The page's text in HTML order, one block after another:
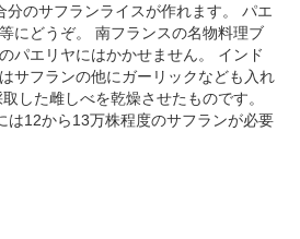
分のサフランライスが作れます。 パエ
にどうぞ。 南フランスの名物料理ブ
パエリヤにはかかせません。 インド
サフランの他にガーリックなども入れ
した雌しべを乾燥させたものです。
は12から13万株程度のサフランが必要